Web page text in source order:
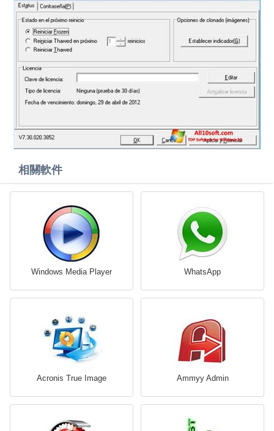
相關軟件
Windows Media Player WhatsApp
Acronis True Image Ammyy Admin